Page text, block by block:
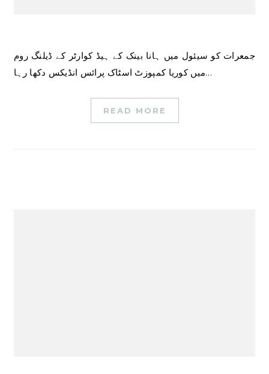
جمعرات کو سیئول میں ہانا بینک کے ہیڈ کوارٹر کے ڈیلنگ روم
میں کوریا کمپوزٹ اسٹاک پرائس انڈیکس دکھا رہا…
READ MORE